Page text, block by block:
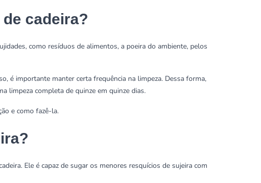
cadeira?
como resíduos de alimentos, a poeira do ambiente, pelos
é importante manter certa frequência na limpeza. Dessa forma,
limpeza completa de quinze em quinze dias.
e como fazê-la.
Ele é capaz de sugar os menores resquícios de sujeira com